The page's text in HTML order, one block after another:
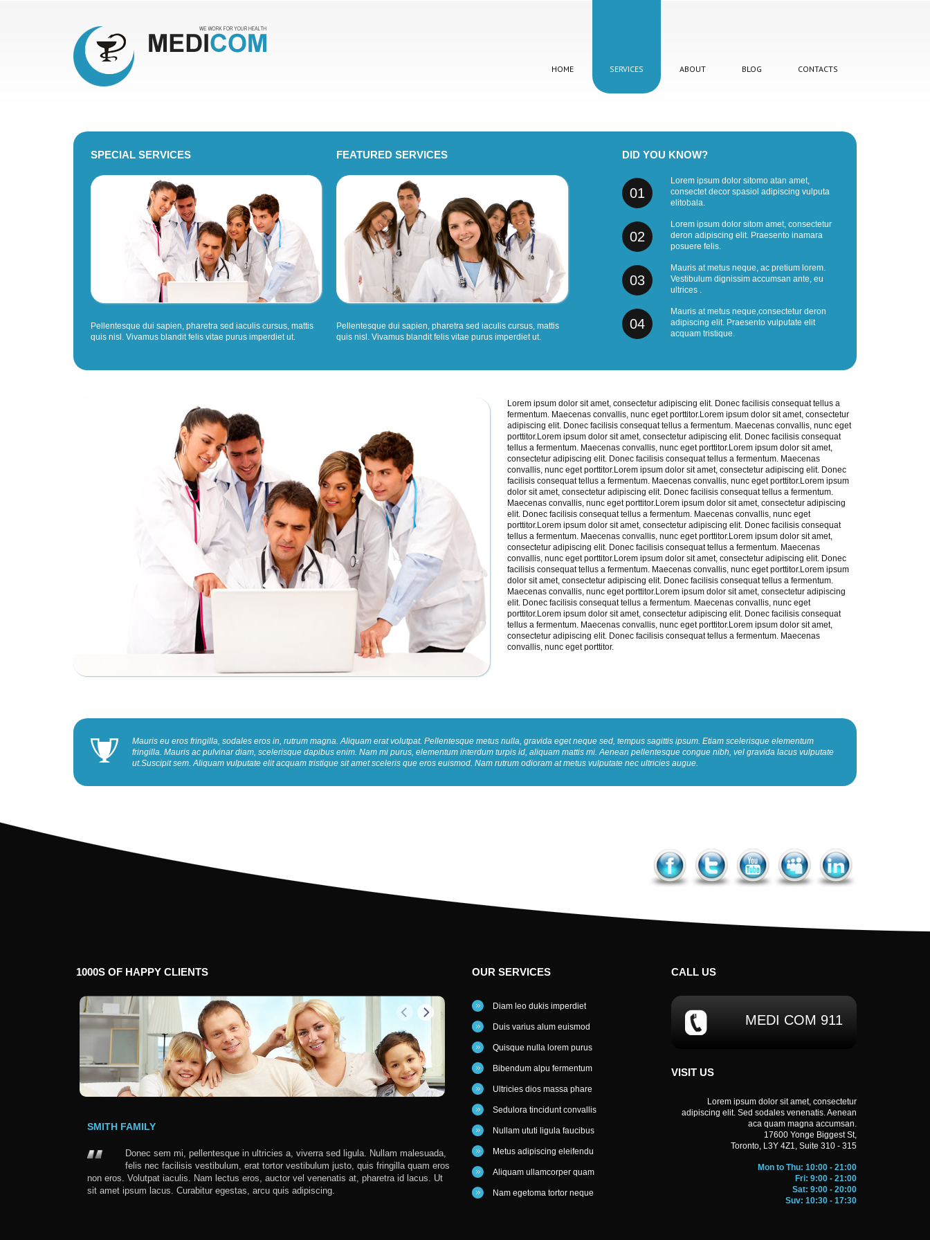
HOME SERVICES ABOUT BLOG CONTACTS
SPECIAL SERVICES
Pellentesque dui sapien, pharetra sed iaculis cursus, mattis
quis nisl. Vivamus blandit felis vitae purus imperdiet ut.
FEATURED SERVICES
Pellentesque dui sapien, pharetra sed iaculis cursus, mattis
quis nisl. Vivamus blandit felis vitae purus imperdiet ut.
DID YOU KNOW?
01
Lorem ipsum dolor sitomo atan amet,
consectet decor spasiol adipiscing vulputa
elitobala.
02
Lorem ipsum dolor sitom amet, consectetur
deron adipiscing elit. Praesento inamara
posuere felis.
03
Mauris at metus neque, ac pretium lorem.
Vestibulum dignissim accumsan ante, eu
ultrices .
04
Mauris at metus neque,consectetur deron
adipiscing elit. Praesento vulputate elit
acquam tristique.
Lorem ipsum dolor sit amet, consectetur adipiscing elit. Donec facilisis consequat tellus a
fermentum. Maecenas convallis, nunc eget porttitor.Lorem ipsum dolor sit amet, consectetur
adipiscing elit. Donec facilisis consequat tellus a fermentum. Maecenas convallis, nunc eget
porttitor.Lorem ipsum dolor sit amet, consectetur adipiscing elit. Donec facilisis consequat
tellus a fermentum. Maecenas convallis, nunc eget porttitor.Lorem ipsum dolor sit amet,
consectetur adipiscing elit. Donec facilisis consequat tellus a fermentum. Maecenas
convallis, nunc eget porttitor.Lorem ipsum dolor sit amet, consectetur adipiscing elit. Donec
facilisis consequat tellus a fermentum. Maecenas convallis, nunc eget porttitor.Lorem ipsum
dolor sit amet, consectetur adipiscing elit. Donec facilisis consequat tellus a fermentum.
Maecenas convallis, nunc eget porttitor.Lorem ipsum dolor sit amet, consectetur adipiscing
elit. Donec facilisis consequat tellus a fermentum. Maecenas convallis, nunc eget
porttitor.Lorem ipsum dolor sit amet, consectetur adipiscing elit. Donec facilisis consequat
tellus a fermentum. Maecenas convallis, nunc eget porttitor.Lorem ipsum dolor sit amet,
consectetur adipiscing elit. Donec facilisis consequat tellus a fermentum. Maecenas
convallis, nunc eget porttitor.Lorem ipsum dolor sit amet, consectetur adipiscing elit. Donec
facilisis consequat tellus a fermentum. Maecenas convallis, nunc eget porttitor.Lorem ipsum
dolor sit amet, consectetur adipiscing elit. Donec facilisis consequat tellus a fermentum.
Maecenas convallis, nunc eget porttitor.Lorem ipsum dolor sit amet, consectetur adipiscing
elit. Donec facilisis consequat tellus a fermentum. Maecenas convallis, nunc eget
porttitor.Lorem ipsum dolor sit amet, consectetur adipiscing elit. Donec facilisis consequat
tellus a fermentum. Maecenas convallis, nunc eget porttitor.Lorem ipsum dolor sit amet,
consectetur adipiscing elit. Donec facilisis consequat tellus a fermentum. Maecenas
convallis, nunc eget porttitor.
Mauris eu eros fringilla, sodales eros in, rutrum magna. Aliquam erat volutpat. Pellentesque metus nulla, gravida eget neque sed, tempus sagittis ipsum. Etiam scelerisque elementum
fringilla. Mauris ac pulvinar diam, scelerisque dapibus enim. Nam mi purus, elementum interdum turpis id, aliquam mattis mi. Aenean pellentesque congue nibh, vel gravida lacus vulputate
ut.Suscipit sem. Aliquam vulputate elit acquam tristique sit amet sceleris que eros euismod. Nam rutrum odioram at metus vulputate nec ultricies augue.
1000S OF HAPPY CLIENTS
SMITH FAMILY
Donec sem mi, pellentesque in ultricies a, viverra sed ligula. Nullam malesuada,
felis nec facilisis vestibulum, erat tortor vestibulum justo, quis fringilla quam eros
non eros. Volutpat iaculis. Nam lectus eros, auctor vel venenatis at, pharetra id lacus. Ut
sit amet ipsum lacus. Curabitur egestas, arcu quis adipiscing.
JEKSON FAMILY
Nullam malesuada, felis nec facilisis vestibulum, erat tortor vestibulum justo,
quis fringilla quam eros non eros. Volutpat iaculis. Nam lectus eros, auctor vel
venenatis at, pharetra id lacus. Ut sit amet ipsum lacus. Curabitur egestas, arcu quis
adipiscing. Cum sociis natoque penatibus et magnis dis parturient montes.
OUR SERVICES
Diam leo dukis imperdiet
Duis varius alum euismod
Quisque nulla lorem purus
Bibendum alpu fermentum
Ultricies dios massa phare
Sedulora tincidunt convallis
Nullam ututi ligula faucibus
Metus adipiscing eleifendu
Aliquam ullamcorper quam
Nam egetoma tortor neque
CALL US
MEDI COM 911
VISIT US
Lorem ipsum dolor sit amet, consectetur
adipiscing elit. Sed sodales venenatis. Aenean
aca quam magna accumsan.
17600 Yonge Biggest St,
Toronto, L3Y 4Z1, Suite 310 - 315
Mon to Thu: 10:00 - 21:00
Fri: 9:00 - 21:00
Sat: 9:00 - 20:00
Suv: 10:30 - 17:30